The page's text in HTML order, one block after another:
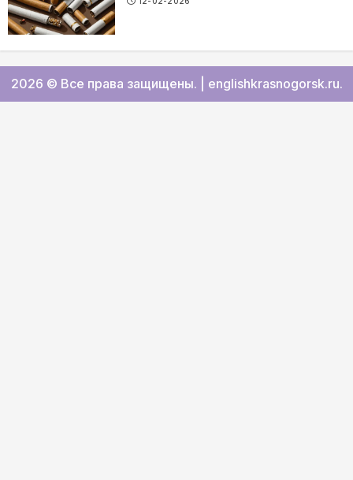
2026 © Все права защищены. englishkrasnogorsk.ru.